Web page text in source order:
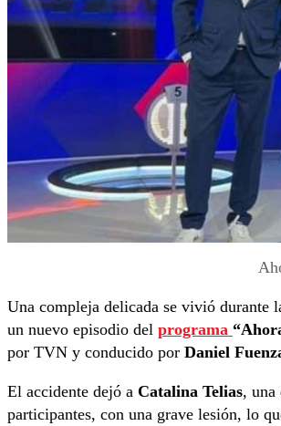
Una compleja delicada se vivió durante
un nuevo episodio del programa
por TVN y conducido por Daniel
El accidente dejó a Catalina Telias, una
participantes, con una grave lesión, lo